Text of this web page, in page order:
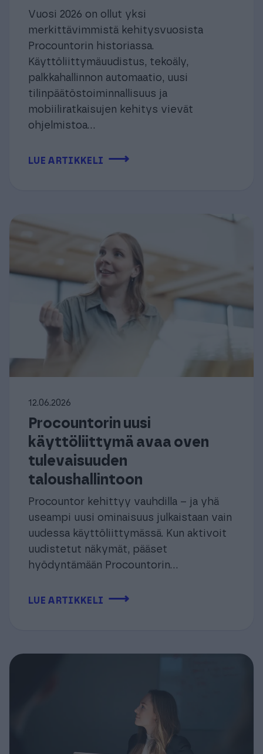
Vuosi 2026 on ollut yksi
merkittävimmistä kehitysvuosista
Procountorin historiassa.
Käyttöliittymäuudistus, tekoäly,
palkkahallinnon automaatio, uusi
tilinpäätöstoiminnallisuus ja
mobiiliratkaisujen kehitys vievät
ohjelmistoa...
LUE ARTIKKELI ⟶
12.06.2026
Procountorin uusi
käyttöliittymä avaa oven
tulevaisuuden
taloushallintoon
Procountor kehittyy vauhdilla – ja yhä
useampi uusi ominaisuus julkaistaan vain
uudessa käyttöliittymässä. Kun aktivoit
uudistetut näkymät, pääset
hyödyntämään Procountorin...
LUE ARTIKKELI ⟶